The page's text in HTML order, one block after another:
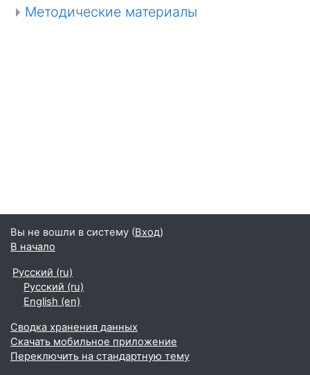
Методические материалы
Вы не вошли в систему (Вход)
В начало
Русский ‎(ru)‎
Русский ‎(ru)‎
English ‎(en)‎
Сводка хранения данных
Скачать мобильное приложение
Переключить на стандартную тему